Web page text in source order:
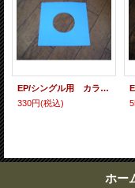
EP/シングル用 カラースリーヴ（全4色） 5枚セット
330円(税込)
ホー